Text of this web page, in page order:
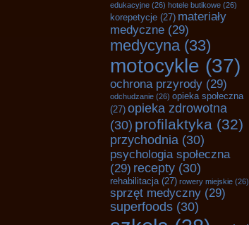
edukacyjne (26) hotele butikowe (26)
korepetycje (27) materiały
medyczne (29)
medycyna(33)
motocykle (37)
ochrona przyrody (29)
odchudzanie (26) opieka społeczna
(27) opieka zdrowotna
(30) profilaktyka (32)
przychodnia (30)
psychologia społeczna
(29) recepty (30)
rehabilitacja(27) rowery miejskie (26)
sprzęt medyczny (29)
superfoods (30)